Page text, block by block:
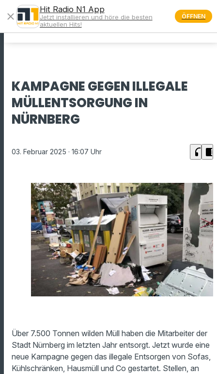
menu
KAMPAGNE GEGEN ILLEGALE
MÜLLENTSORGUNG IN
NÜRNBERG
03. Februar 2025 · 16:07 Uhr headphones chrome_reader_mode
Über 7.500 Tonnen wilden Müll haben die Mitarbeiter der
Stadt Nürnberg im letzten Jahr entsorgt. Jetzt wurde eine
neue Kampagne gegen das illegale Entsorgen von Sofas,
Kühlschränken, Hausmüll und Co gestartet. Stellen, an
close
Hit Radio N1 App
Jetzt installieren und höre die besten
aktuellen Hits!
ÖFFNEN